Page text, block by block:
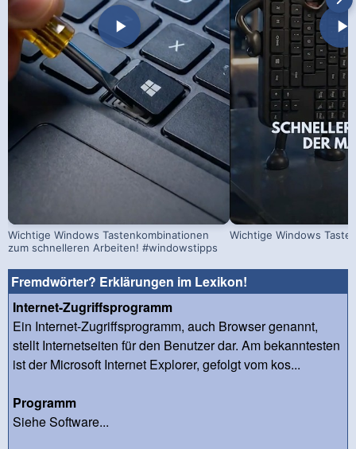
Wichtige Windows Tastenkombinationen
zum schnelleren Arbeiten! #windowstipps
Wichtige Windows
Fremdwörter? Erklärungen im Lexikon!
Internet-Zugriffsprogramm
Ein Internet-Zugriffsprogramm, auch Browser genannt,
stellt Internetseiten für den Benutzer dar. Am bekanntesten
ist der Microsoft Internet Explorer, gefolgt vom kos...
Programm
Siehe Software...